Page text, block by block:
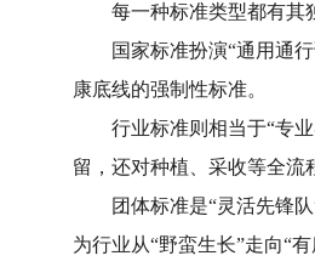
每一种标准类型都有其
国家标准扮演“通用通行
康底线的强制性标准。
行业标准则相当于“专业
留，还对种植、采收等全流
团体标准是“灵活先锋队”
为行业从“野蛮生长”走向“